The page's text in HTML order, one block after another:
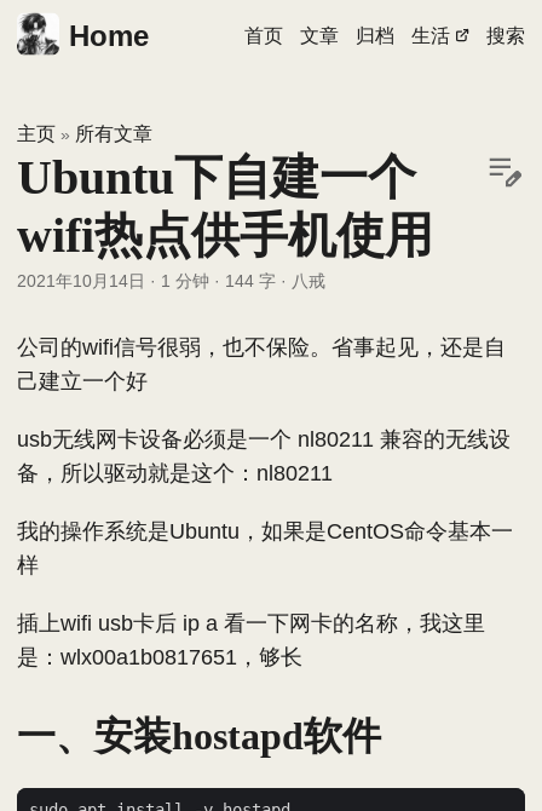
Home 首页 文章 归档 生活 搜索
主页 » 所有文章
Ubuntu下自建一个
wifi热点供手机使用
2021年10月14日 · 1 分钟 · 144 字 · 八戒
公司的wifi信号很弱，也不保险。省事起见，还是自
己建立一个好
usb无线网卡设备必须是一个 nl80211 兼容的无线设
备，所以驱动就是这个：nl80211
我的操作系统是Ubuntu，如果是CentOS命令基本一
样
插上wifi usb卡后 ip a 看一下网卡的名称，我这里
是：wlx00a1b0817651，够长
一、安装hostapd软件